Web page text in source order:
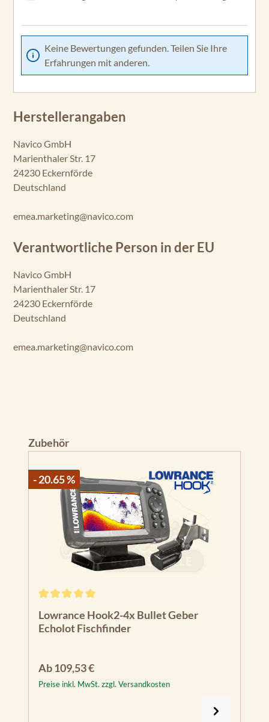
Keine Bewertungen gefunden. Teilen Sie Ihre
Erfahrungen mit anderen.
Herstellerangaben
Navico GmbH
Marienthaler Str. 17
24230 Eckernförde
Deutschland
emea.marketing@navico.com
Verantwortliche Person in der EU
Navico GmbH
Marienthaler Str. 17
24230 Eckernförde
Deutschland
emea.marketing@navico.com
Produktgalerie überspringen
Zubehör
- 20.65 %
Lowrance Hook2-4x Bullet Geber
Echolot Fischfinder
Regulärer Preis:
Ab109,53 €
Preise inkl. MwSt. zzgl. Versandkosten